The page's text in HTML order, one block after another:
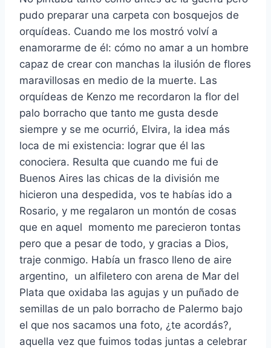
pudo preparar una carpeta con bosquejos de
orquídeas. Cuando me los mostró volví a
enamorarme de él: cómo no amar a un hombre
capaz de crear con manchas la ilusión de flores
maravillosas en medio de la muerte. Las
orquídeas de Kenzo me recordaron la flor del
palo borracho que tanto me gusta desde
siempre y se me ocurrió, Elvira, la idea más
loca de mi existencia: lograr que él las
conociera. Resulta que cuando me fui de
Buenos Aires las chicas de la división me
hicieron una despedida, vos te habías ido a
Rosario, y me regalaron un montón de cosas
que en aquel momento me parecieron tontas
pero que a pesar de todo, y gracias a Dios,
traje conmigo. Había un frasco lleno de aire
argentino, un alfiletero con arena de Mar del
Plata que oxidaba las agujas y un puñado de
semillas de un palo borracho de Palermo bajo
el que nos sacamos una foto, ¿te acordás?,
aquella vez que fuimos todas juntas a celebrar